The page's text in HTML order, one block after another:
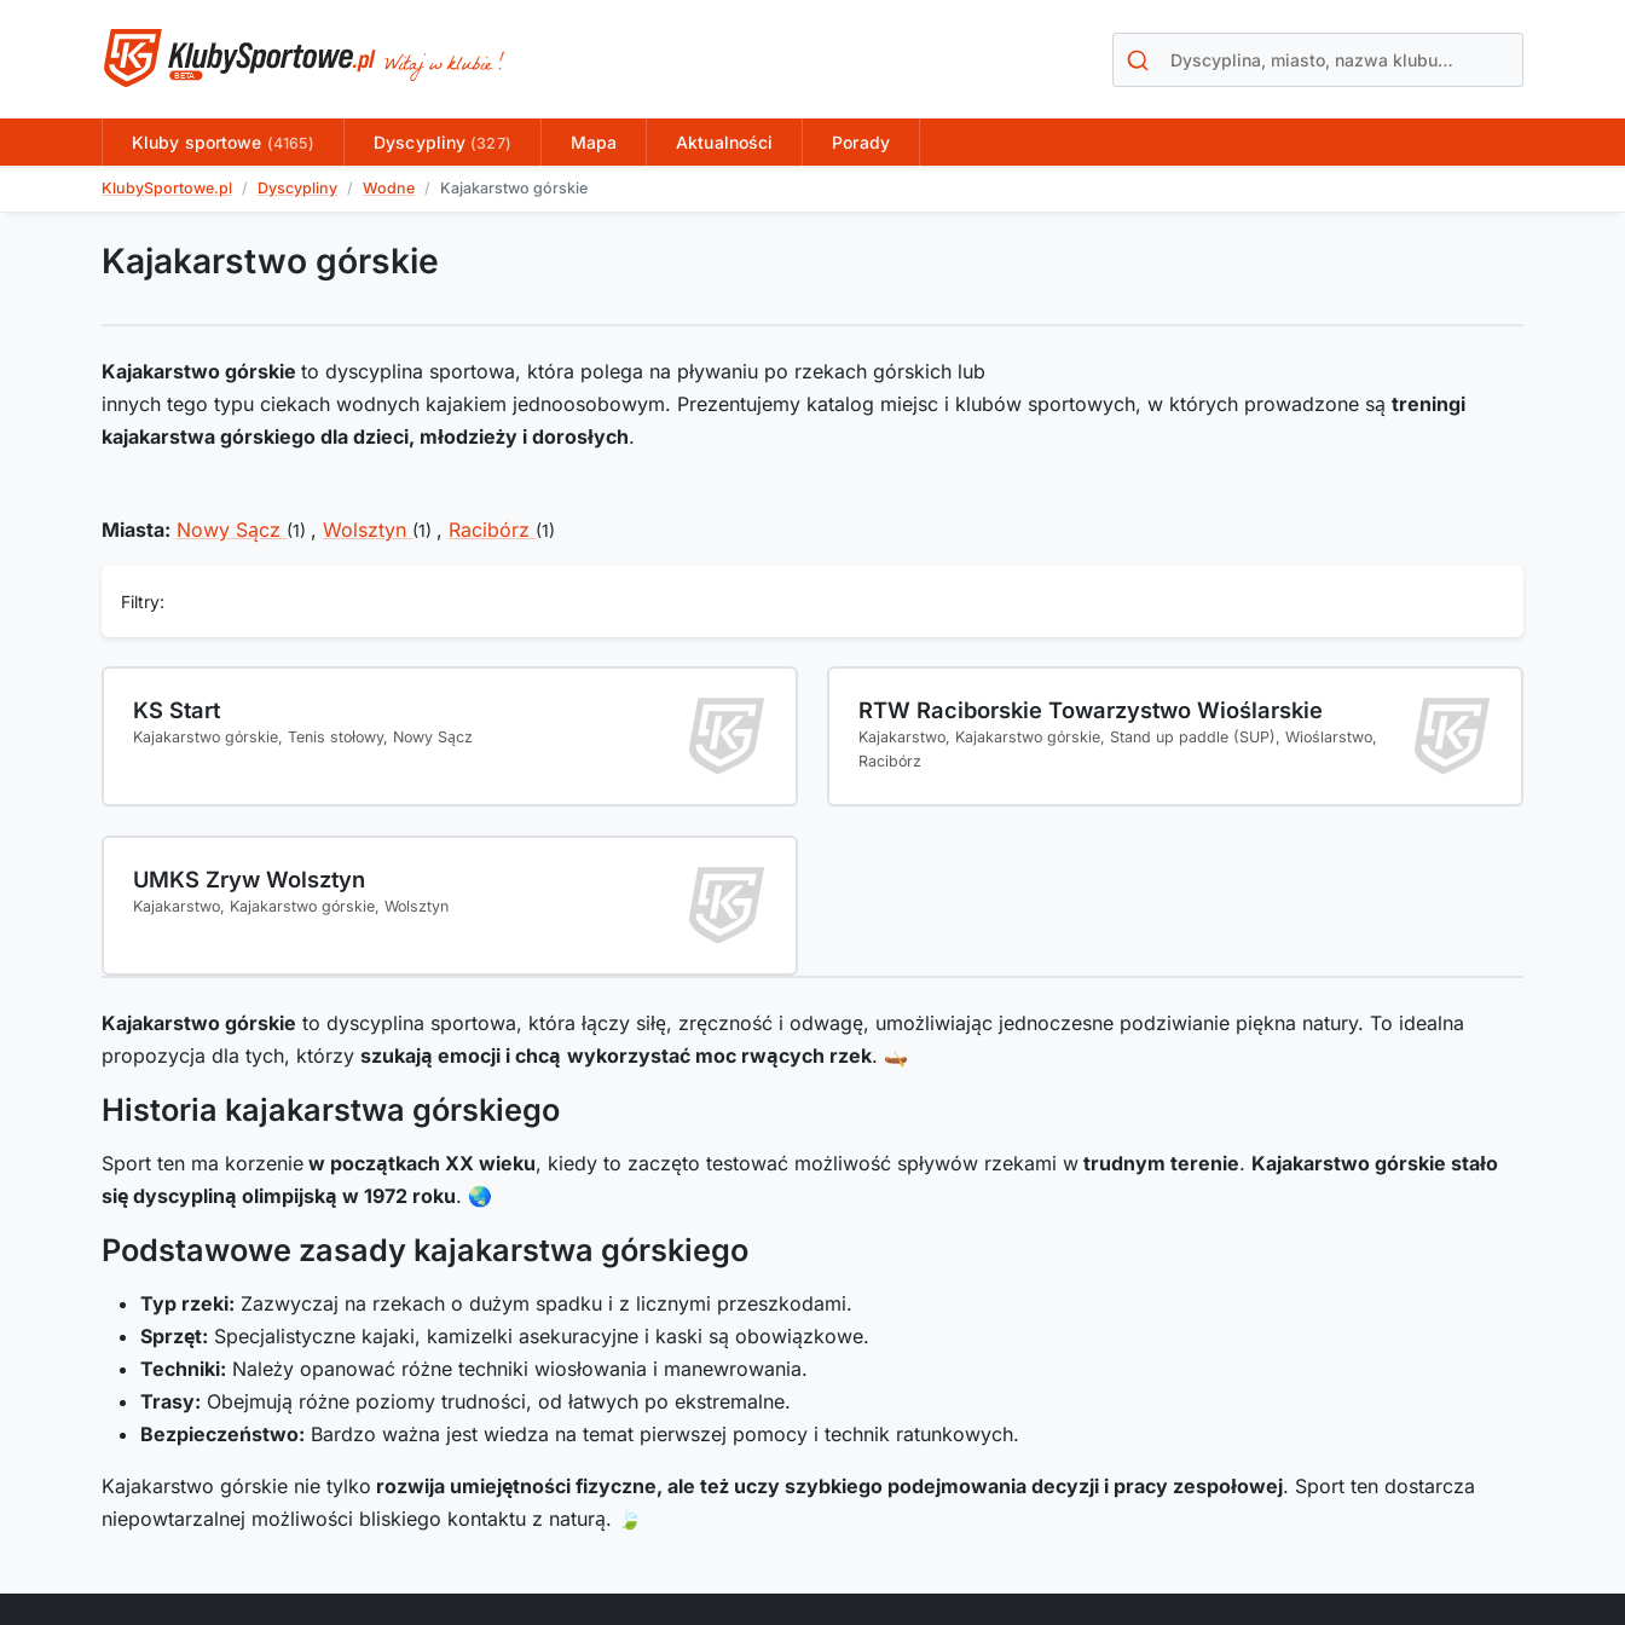
Kluby sportowe (4165) Dyscypliny (327) Mapa Aktualności Porady
KlubySportowe.pl Dyscypliny Wodne Kajakarstwo górskie
Kajakarstwo górskie
Kajakarstwo górskie to dyscyplina sportowa, która polega na pływaniu po rzekach górskich lub
innych tego typu ciekach wodnych kajakiem jednoosobowym. Prezentujemy katalog miejsc i klubów sportowych, w których prowadzone są treningi
kajakarstwa górskiego dla dzieci, młodzieży i dorosłych.
Miasta: Nowy Sącz (1) , Wolsztyn (1) , Racibórz (1)
Filtry:
KS Start
Kajakarstwo górskie, Tenis stołowy, Nowy Sącz
RTW Raciborskie Towarzystwo Wioślarskie
Kajakarstwo, Kajakarstwo górskie, Stand up paddle (SUP), Wioślarstwo,
Racibórz
UMKS Zryw Wolsztyn
Kajakarstwo, Kajakarstwo górskie, Wolsztyn
Kajakarstwo górskie to dyscyplina sportowa, która łączy siłę, zręczność i odwagę, umożliwiając jednoczesne podziwianie piękna natury. To idealna
propozycja dla tych, którzy szukają emocji i chcą wykorzystać moc rwących rzek. 🛶
Historia kajakarstwa górskiego
Sport ten ma korzenie w początkach XX wieku, kiedy to zaczęto testować możliwość spływów rzekami w trudnym terenie. Kajakarstwo górskie stało
się dyscypliną olimpijską w 1972 roku. 🌏
Podstawowe zasady kajakarstwa górskiego
Typ rzeki: Zazwyczaj na rzekach o dużym spadku i z licznymi przeszkodami.
Sprzęt: Specjalistyczne kajaki, kamizelki asekuracyjne i kaski są obowiązkowe.
Techniki: Należy opanować różne techniki wiosłowania i manewrowania.
Trasy: Obejmują różne poziomy trudności, od łatwych po ekstremalne.
Bezpieczeństwo: Bardzo ważna jest wiedza na temat pierwszej pomocy i technik ratunkowych.
Kajakarstwo górskie nie tylko rozwija umiejętności fizyczne, ale też uczy szybkiego podejmowania decyzji i pracy zespołowej. Sport ten dostarcza
niepowtarzalnej możliwości bliskiego kontaktu z naturą. 🍃